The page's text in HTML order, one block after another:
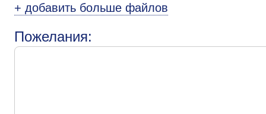
+ добавить больше файлов
Пожелания: